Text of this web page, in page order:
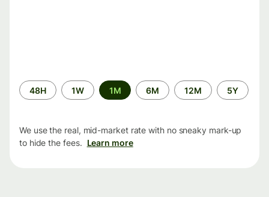
Time
period
48H 1W 1M 6M 12M 5Y
We use the real, mid-market rate with no sneaky mark-up
to hide the fees. Learn more